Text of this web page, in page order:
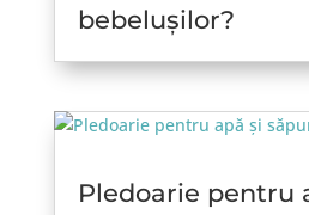
bebelușilor?
Pledoarie pentru